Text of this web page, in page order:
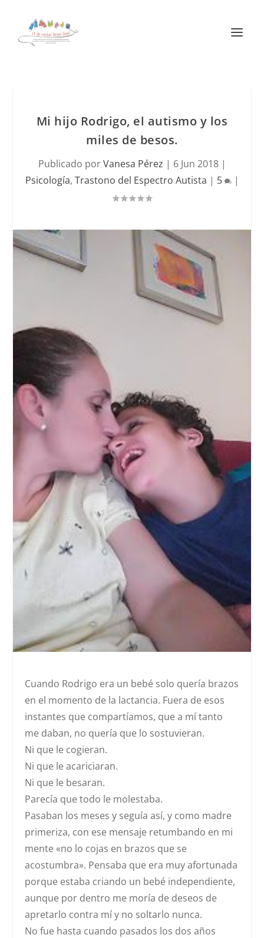
Mi hijo Rodrigo, el autismo y los
miles de besos.
Publicado porVanesa Pérez | 6 Jun 2018|
Psicología, Trastono del Espectro Autista | 5 |
Cuando Rodrigo era un bebé solo quería brazos
en el momento de la lactancia. Fuera de esos
instantes que compartíamos, que a mí tanto
me daban, no quería que lo sostuvieran.
Ni que le cogieran.
Ni que le acariciaran.
Ni que le besaran.
Parecía que todo le molestaba.
Pasaban los meses y seguía así, y como madre
primeriza, con ese mensaje retumbando en mi
mente«no lo cojas en brazos que se
acostumbra». Pensaba que era muy afortunada
porque estaba criando un bebé independiente,
aunque por dentro me moría de deseos de
apretarlo contra mí y no soltarlo nunca.
No fue hasta cuando pasados los dos años